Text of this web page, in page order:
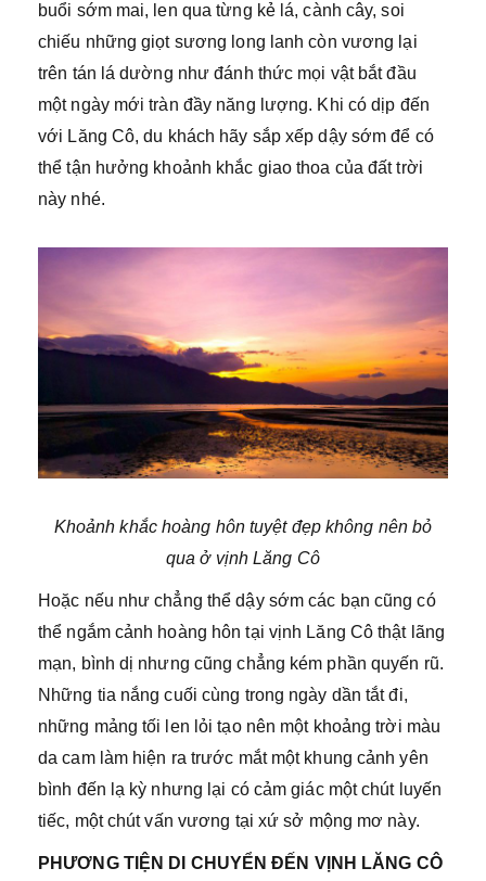
buổi sớm mai, len qua từng kẻ lá, cành cây, soi
chiếu những giọt sương long lanh còn vương lại
trên tán lá dường như đánh thức mọi vật bắt đầu
một ngày mới tràn đầy năng lượng. Khi có dịp đến
với Lăng Cô, du khách hãy sắp xếp dậy sớm để có
thể tận hưởng khoảnh khắc giao thoa của đất trời
này nhé.
Khoảnh khắc hoàng hôn tuyệt đẹp không nên bỏ
qua ở vịnh Lăng Cô
Hoặc nếu như chẳng thể dậy sớm các bạn cũng có
thể ngắm cảnh hoàng hôn tại vịnh Lăng Cô thật lãng
mạn, bình dị nhưng cũng chẳng kém phần quyến rũ.
Những tia nắng cuối cùng trong ngày dần tắt đi,
những mảng tối len lỏi tạo nên một khoảng trời màu
da cam làm hiện ra trước mắt một khung cảnh yên
bình đến lạ kỳ nhưng lại có cảm giác một chút luyến
tiếc, một chút vấn vương tại xứ sở mộng mơ này.
PHƯƠNG TIỆN DI CHUYỂN ĐẾN VỊNH LĂNG CÔ